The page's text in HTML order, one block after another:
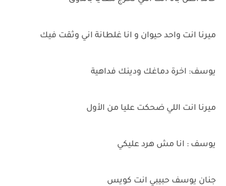
ميرنا انت واحد حيوان و انا غلطانة اني وثقت فيك
يوسف: اخرة دماغك ودينك فداهية
ميرنا انت اللي ضحكت عليا من الأول
يوسف : انا مش هرد عليكي
جنان يوسف حبيبي انت كويس